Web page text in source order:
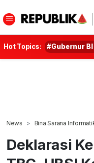
Hot Topics: #Gubernur
News Bina Sarana
Deklarasi